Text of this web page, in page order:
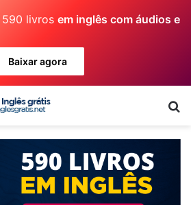
590 livros em inglês com áudios e
Baixar agora